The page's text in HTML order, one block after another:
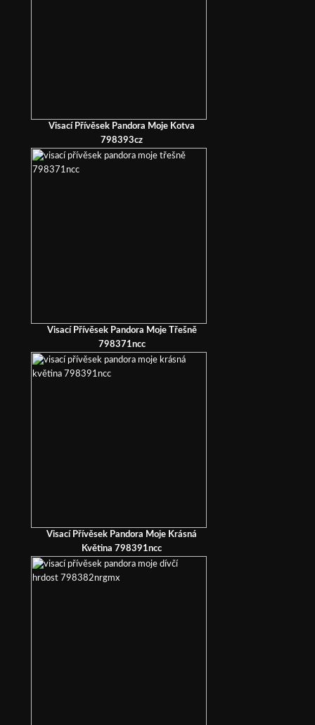
Visací Přívěsek Pandora Moje Kotva
798393cz
Visací Přívěsek Pandora Moje Třešně
798371ncc
Visací Přívěsek Pandora Moje Krásná
Květina 798391ncc